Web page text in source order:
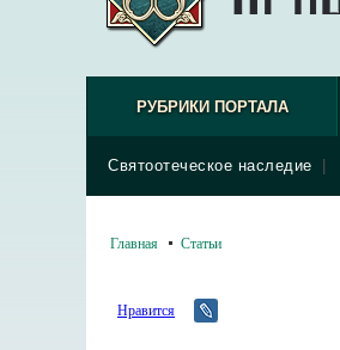
РУБРИКИ ПОРТАЛА
Святоотеческое наследие
Главная Статьи
Нравится